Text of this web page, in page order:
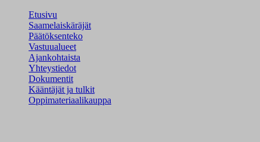
Etusivu
Saamelaiskäräjät
Päätöksenteko
Vastuualueet
Ajankohtaista
Yhteystiedot
Dokumentit
Kääntäjät ja tulkit
Oppimateriaalikauppa